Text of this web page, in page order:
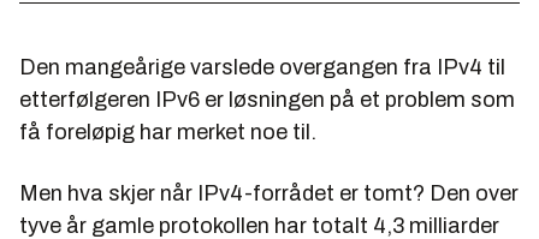
Den mangeårige varslede overgangen fra IPv4 til
etterfølgeren IPv6 er løsningen på et problem som
få foreløpig har merket noe til.
Men hva skjer når IPv4-forrådet er tomt? Den over
tyve år gamle protokollen har totalt 4,3 milliarder